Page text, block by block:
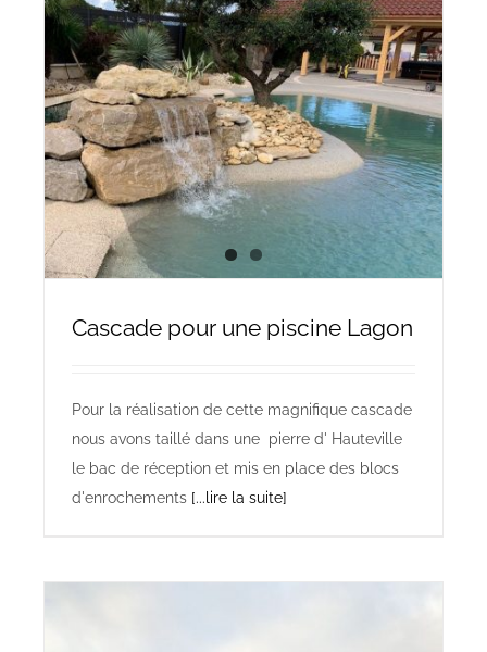
Cascade pour une piscine Lagon
Pour la réalisation de cette magnifique cascade
nous avons taillé dans une pierre d' Hauteville
le bac de réception et mis en place des blocs
d'enrochements [...lire la suite]